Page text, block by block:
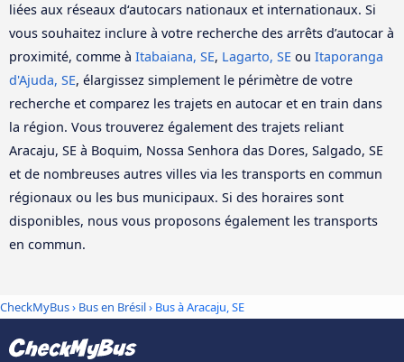
liées aux réseaux d‘autocars nationaux et internationaux. Si
vous souhaitez inclure à votre recherche des arrêts d’autocar à
proximité, comme à Itabaiana, SE, Lagarto, SE ou Itaporanga
d'Ajuda, SE, élargissez simplement le périmètre de votre
recherche et comparez les trajets en autocar et en train dans
la région. Vous trouverez également des trajets reliant
Aracaju, SE à Boquim, Nossa Senhora das Dores, Salgado, SE
et de nombreuses autres villes via les transports en commun
régionaux ou les bus municipaux. Si des horaires sont
disponibles, nous vous proposons également les transports
en commun.
CheckMyBus› Bus en Brésil› Bus à Aracaju, SE